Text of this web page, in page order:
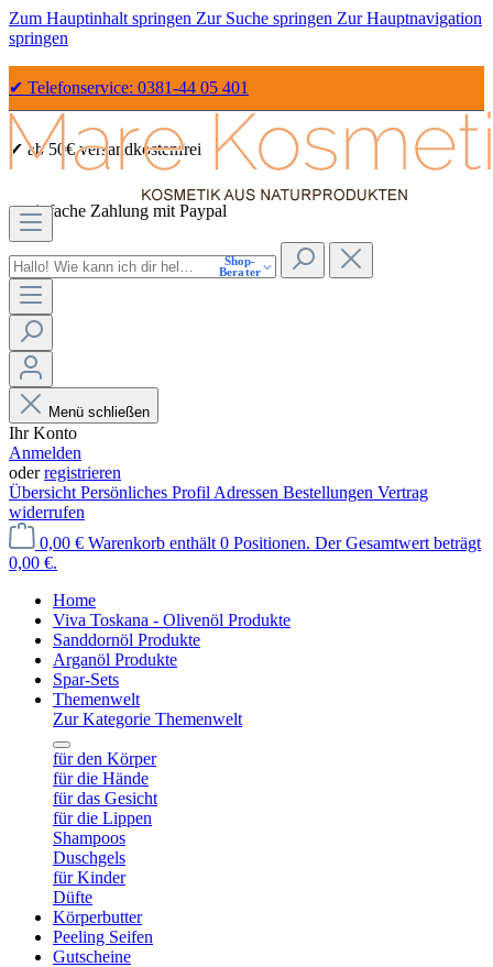
Zum Hauptinhalt springen Zur Suche springen Zur Hauptnavigation
springen
✔ Telefonservice: 0381-44 05 401
✔ ab 50€ versandkostenfrei
✔ einfache Zahlung mit Paypal
✔ Sicher Einkaufen dank SSL
Shop-
Berater
Menü schließen
Ihr Konto
Anmelden
oderregistrieren
Übersicht Persönliches Profil Adressen Bestellungen Vertrag
widerrufen
0,00 € Warenkorb enthält 0 Positionen. Der Gesamtwert beträgt
0,00 €.
Home
Viva Toskana - Olivenöl Produkte
Sanddornöl Produkte
Arganöl Produkte
Spar-Sets
Themenwelt
Zur Kategorie Themenwelt
für den Körper
für die Hände
für das Gesicht
für die Lippen
Shampoos
Duschgels
für Kinder
Düfte
Körperbutter
Peeling Seifen
Gutscheine